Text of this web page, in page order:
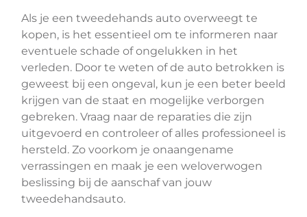
Als je een tweedehands auto overweegt te
kopen, is het essentieel om te informeren naar
eventuele schade of ongelukken in het
verleden. Door te weten of de auto betrokken is
geweest bij een ongeval, kun je een beter beeld
krijgen van de staat en mogelijke verborgen
gebreken. Vraag naar de reparaties die zijn
uitgevoerd en controleer of alles professioneel is
hersteld. Zo voorkom je onaangename
verrassingen en maak je een weloverwogen
beslissing bij de aanschaf van jouw
tweedehandsauto.